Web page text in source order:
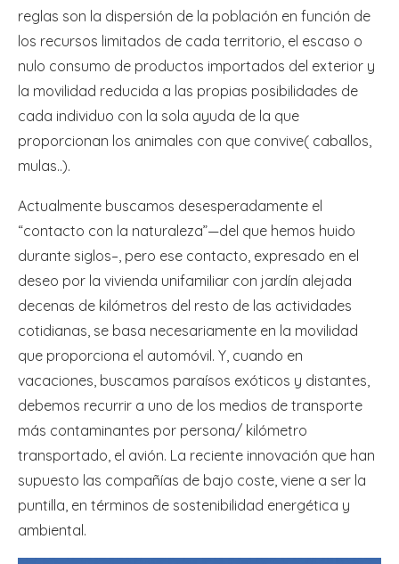
reglas son la dispersión de la población en función de
los recursos limitados de cada territorio, el escaso o
nulo consumo de productos importados del exterior y
la movilidad reducida a las propias posibilidades de
cada individuo con la sola ayuda de la que
proporcionan los animales con que convive( caballos,
mulas..).
Actualmente buscamos desesperadamente el
“contacto con la naturaleza”—del que hemos huido
durante siglos–, pero ese contacto, expresado en el
deseo por la vivienda unifamiliar con jardín alejada
decenas de kilómetros del resto de las actividades
cotidianas, se basa necesariamente en la movilidad
que proporciona el automóvil. Y, cuando en
vacaciones, buscamos paraísos exóticos y distantes,
debemos recurrir a uno de los medios de transporte
más contaminantes por persona/ kilómetro
transportado, el avión. La reciente innovación que han
supuesto las compañías de bajo coste, viene a ser la
puntilla, en términos de sostenibilidad energética y
ambiental.